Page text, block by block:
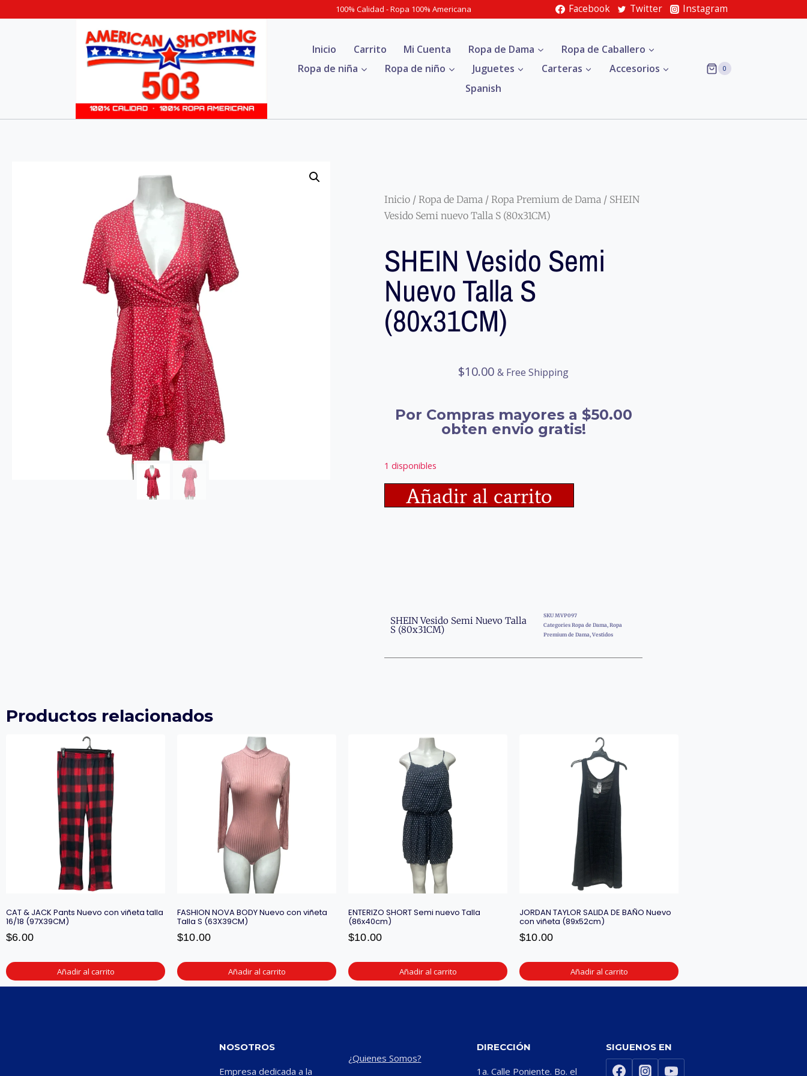
100% Calidad - Ropa 100% Americana Facebook Twitter Instagram
Inicio Carrito Mi Cuenta Ropa de Dama
Ropa de Caballero
Ropa de niña
Ropa de niño Juguetes Carteras
Accesorios
Spanish
0
Inicio / Ropa de Dama / Ropa Premium de Dama / SHEIN
Vesido Semi nuevo Talla S (80x31CM)
SHEIN Vesido Semi
Nuevo Talla S
(80x31CM)
$10.00 & Free Shipping
Por Compras mayores a $50.00
obten envio gratis!
1 disponibles
Añadir al carrito
SHEIN Vesido Semi Nuevo Talla
S (80x31CM)
SKU MVP097
Categories Ropa de Dama, Ropa
Premium de Dama, Vestidos
Productos relacionados
CAT & JACK Pants Nuevo con viñeta talla
16/18 (97X39CM)
$6.00
Añadir al carrito
FASHION NOVA BODY Nuevo con viñeta
Talla S (63X39CM)
$10.00
Añadir al carrito
ENTERIZO SHORT Semi nuevo Talla
(86x40cm)
$10.00
Añadir al carrito
JORDAN TAYLOR SALIDA DE BAÑO Nuevo
con viñeta (89x52cm)
$10.00
Añadir al carrito
NOSOTROS
Empresa dedicada a la
¿Quienes Somos?
DIRECCIÓN
1a. Calle Poniente. Bo. el
SIGUENOS EN